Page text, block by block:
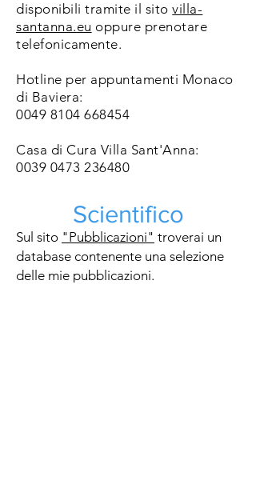
disponibili tramite il sitovilla-
santanna.eu oppure prenotare
telefonicamente.
Hotline per appuntamenti Monaco
di Baviera:
0049 8104 668454
Casa di Cura Villa Sant'Anna:
0039 0473 236480
Scientifico
Sul sito "Pubblicazioni" troverai un
database contenente una selezione
delle mie pubblicazioni.